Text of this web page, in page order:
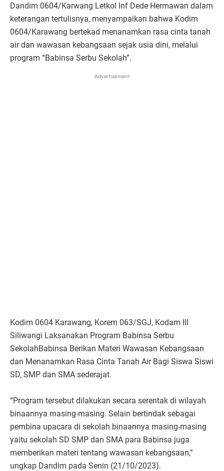
Dandim 0604/Karwang Letkol Inf Dede Hermawan dalam
keterangan tertulisnya, menyampaikan bahwa Kodim
0604/Karawang bertekad menanamkan rasa cinta tanah
air dan wawasan kebangsaan sejak usia dini, melalui
program “Babinsa Serbu Sekolah”.
Advertisement
Kodim 0604 Karawang, Korem 063/SGJ, Kodam III
Siliwangi Laksanakan Program Babinsa Serbu
SekolahBabinsa Berikan Materi Wawasan Kebangsaan
dan Menanamkan Rasa Cinta Tanah Air Bagi Siswa Siswi
SD, SMP dan SMA sederajat.
“Program tersebut dilakukan secara serentak di wilayah
binaannya masing-masing. Selain bertindak sebagai
pembina upacara di sekolah binaannya masing-masing
yaitu sekolah SD SMP dan SMA para Babinsa juga
memberikan materi tentang wawasan kebangsaan,”
ungkap Dandim pada Senin (21/10/2023).